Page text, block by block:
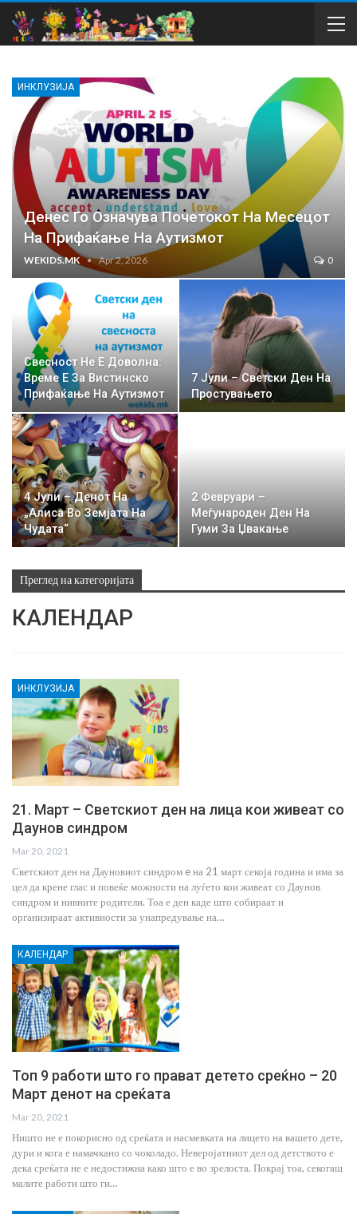
ИНКЛУЗИЈА
Денес Го Означува Почетокот На Месецот
На Прифаќање На Аутизмот
WEKIDS.MK Apr 2, 2026 0
Свесност Не Е Доволна:
Време Е За Вистинско
Прифаќање На Аутизмот
7 Јули – Светски Ден На
Простувањето
4 Јули – Денот На
„Алиса Во Земјата На
Чудата“
2 Февруари –
Меѓународен Ден На
Гуми За Џвакање
Преглед на категоријата
КАЛЕНДАР
ИНКЛУЗИЈА
21. Март – Светскиот ден на лица кои живеат со
Даунов синдром
Mar 20, 2021
Светскиот ден на Дауновиот синдром e на 21 март секоја година и има за
цел да крене глас и повеќе можности на луѓето кои живеат со Даунов
синдром и нивните родители. Тоа е ден каде што собираат и
организираат активности за унапредување на…
КАЛЕНДАР
Топ 9 работи што го прават детето среќно – 20
Март денот на среќата
Mar 20, 2021
Ништо не е покорисно од среќата и насмевката на лицето на вашето дете,
дури и кога е намачкано со чоколадо. Неверојатниот дел од детството е
дека среќата не е недостижна како што е во зрелоста. Покрај тоа, секогаш
малите работи што ги…